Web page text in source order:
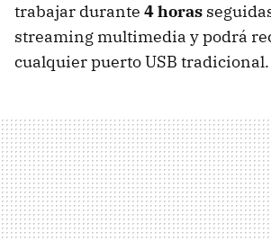
trabajar durante 4 horas
streaming multimedia y podrá
cualquier puerto USB tradicional.